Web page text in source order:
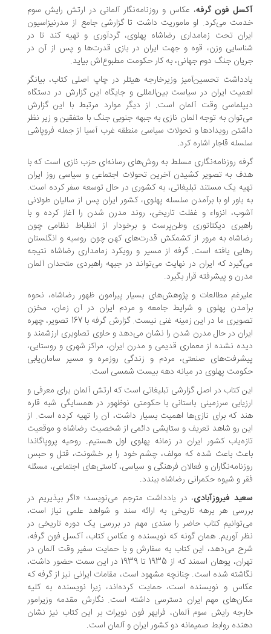
فون گرفه، عکاس و روزنامه‌نگار آلمانی در ارتش رایش سوم
می‌کرد. او ماموریت داشت تا گزارشی جامع از مدرنیزاسیون
تحت زمامداری رضاشاه پهلوی، گردآوری و تهیه کند تا در
وزن، قوه و جهت ایران در بازی قدرت‌ها و پس از آن در
جنگ دوم جهانی، به کار حکومت مطبوع‌اش بیاید.
تحسین‌آمیز وزیرخارجه هیتلر در چاپ اصلی کتاب، بیانگر
ایران در سیاست بین‌المللی و جایگاه این گزارش در دستگاه
وقت آلمان است. از دیگر موارد مرتبط با این گزارش
به توجه آلمان نازی به جبهه جنوبی جنگ با متفقین و زیر نظر
رویدادها و تحولات سیاسی منطقه غرب آسیا از جمله فروپاشی
قاجار اشاره کرد.
روزنامه‌نگاری مسلط به روش‌های رسانه‌ای حزب نازی است که با
به تصویر کشیدن آخرین تحولات اجتماعی و سیاسی روز ایران
یک مستند تبلیغاتی، به کشوری در حال توسعه سفر کرده است.
باور او با برآمدن سلسله پهلوی، کشور ایران پس از سالیان طولانی
انزواء و غفلت تاریخی، روند مدرن شدن را آغاز کرده و با
دیکتاتوری وطن‌پرست و برخودار از انظباط نظامی چون
به مرور از کشمکش قدرت‌های کهن چون روسیه و انگلستان
یافته است. گرفه از مسیر و رویکرد زمامداری رضاشاه نتیجه
که ایران در نهایت می‌تواند در جبهه راهبردی متحدان آلمان
و پیشرفته قرار بگیرد.
مطالعات و پژوهش‌های بسیار پیرامون ظهور رضاشاه، نحوه
پهلوی و شرایط جامعه و مردم ایران در آن زمان، مخزن
تصویری ما در این زمینه غنی نیست. گزارش گرفه با 167 تصویر، چهره
در حال مدرن شدن را نشان می‌دهد و حاوی تصاویری ارزشمند و
نشده از معماری قدیمی و مدرن ایران، مراکز شهری و روستایی،
صنعتی، مردم و زندگی روزمره و مسیر سامان‌یابی
پهلوی در میانه دهه بیست شمسی است.
کتاب در اصل گزارشی تبلیغاتی است که ارتش آلمان برای معرفی و
سرزمینی باستانی با حکومتی نوظهور در همسایگی شبه قاره
که برای نازی‌ها اهمیت بسیار داشت، آن را تهیه کرده است. از
رو شاهد تعریف و ستایشی دائمی از شخصیت رضاشاه و موقعیت
کشور ایران در زمانه پهلوی اول هستیم. روحیه پروپاگاندا
باعث شده که مولف، چشم خود را بر خشونت، قتل و حبس
و فعالان فرهنگی و سیاسی، کاستی‌های اجتماعی، مسئله
و شیوه حکمرانی رضاشاه ببندد.
فیروزآبادی، در یادداشت مترجم می‌نویسد؛ «اگر بپذیریم در
هر برهه تاریخی به ارائه سند و شواهد علمی نیاز است،
کتاب حاضر را سندی مهم در بررسی یک دوره تاریخی در
آوریم. همان گونه که نویسنده و عکاس کتاب، آکسل فون گرفه،
می‌دهد، این کتاب به سفارش و با حمایت سفیر وقت آلمان در
تهران، یوهان اسمند که از 1935 تا 1939 در این سمت حضور داشت،
شده است. چنانچه مشهود است، مقامات ایرانی نیز از گرفه که
و نویسنده است، حمایت کرده‌اند، زیرا نویسنده به کلیه
مهم ایران دسترسی داشته است. نگارش مقدمه وزیرامور
رایش سوم آلمان، فرایهر فون نویرات بر این کتاب نیز نشان
روابط صمیمانه دو کشور ایران و آلمان است.